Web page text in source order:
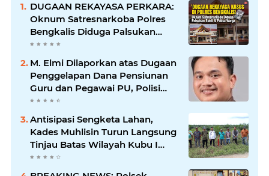
DUGAAN REKAYASA PERKARA:
Oknum Satresnarkoba Polres
Bengkalis Diduga Palsukan
Barang Bukti Hingga Paksa
Warga Hadir di TKP
M. Elmi Dilaporkan atas Dugaan
Penggelapan Dana Pensiunan
Guru dan Pegawai PU, Polisi
Pastikan Proses Hukum
Berjalan
Antisipasi Sengketa Lahan,
Kades Muhlisin Turun Langsung
Tinjau Batas Wilayah Kubu I
yang Diduga Diserobot PT Jatim